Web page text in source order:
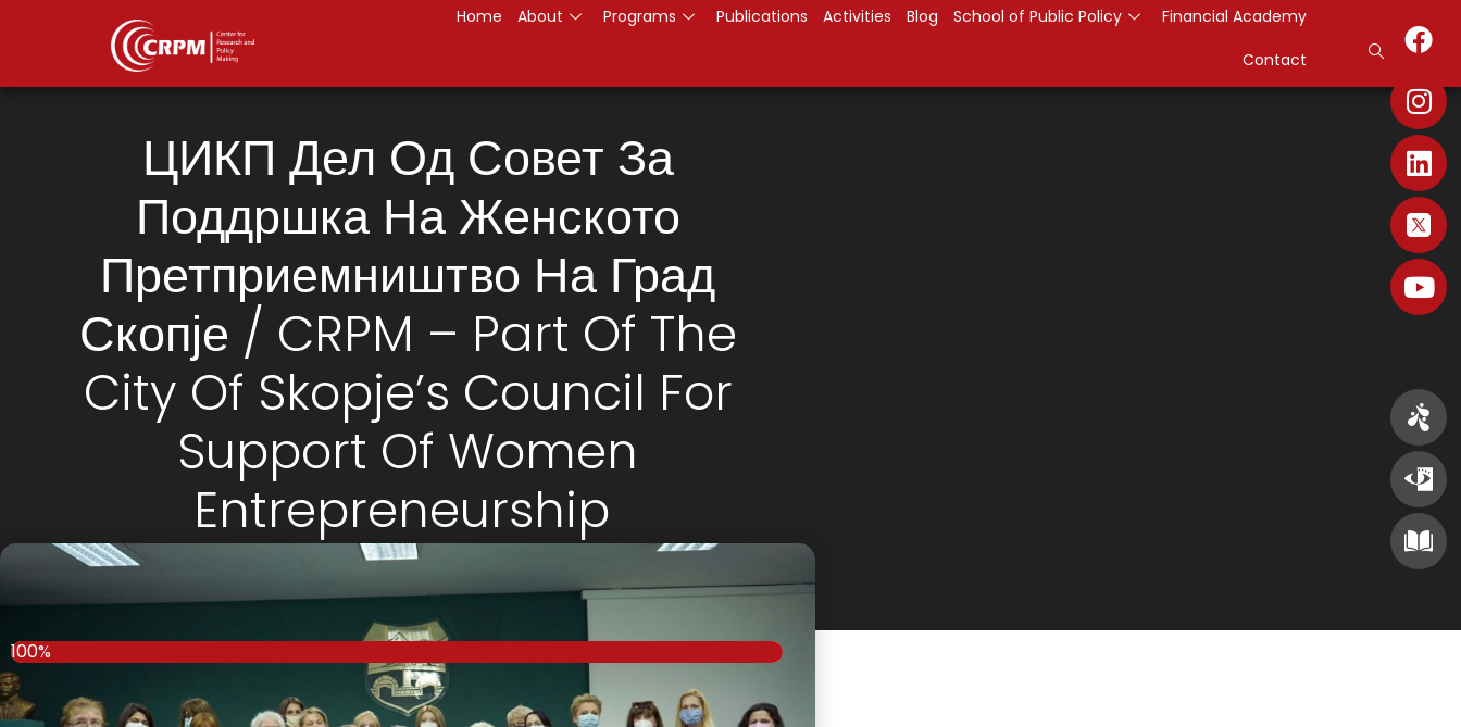
Home About Programs Publications Activities Blog School of Public Policy
Financial Academy
Contact
ЦИКП Дел Од Совет За
Поддршка На Женското
Претприемништво На Град
Скопје / CRPM – Part Of The
City Of Skopje’s Council For
Support Of Women
Entrepreneurship
100%